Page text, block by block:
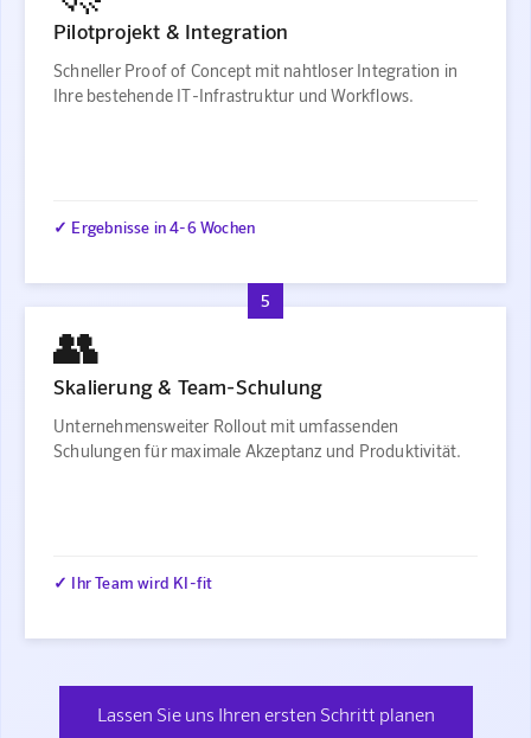
Pilotprojekt & Integration
Schneller Proof of Concept mit nahtloser Integration in
Ihre bestehende IT-Infrastruktur und Workflows.
✓ Ergebnisse in 4-6 Wochen
5
👥
Skalierung & Team-Schulung
Unternehmensweiter Rollout mit umfassenden
Schulungen für maximale Akzeptanz und Produktivität.
✓ Ihr Team wird KI-fit
Lassen Sie uns Ihren ersten Schritt planen